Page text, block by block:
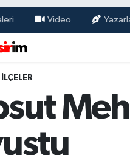
Video
İLÇELER